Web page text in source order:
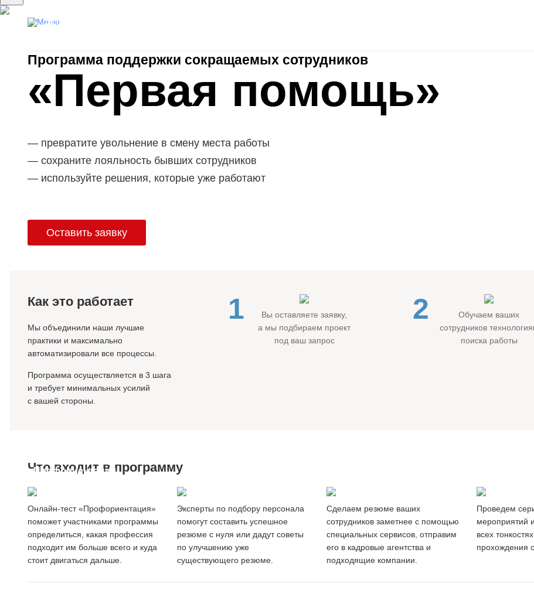
Доступ к базе резюме
Программа поддержки сокращаемых сотрудников
«Первая помощь»
превратите увольнение в смену места работы
сохраните лояльность бывших сотрудников
используйте решения, которые уже работают
Оставить заявку
Как это работает
Мы объединили наши лучшие
практики и максимально
автоматизировали все процессы.
Программа осуществляется в 3 шага
и требует минимальных усилий
с вашей стороны.
1
Вы оставляете заявку,
а мы подбираем проект
под ваш запрос
2
Обучаем ваших
сотрудников
поиска работы
Что входит в программу
Профориентация
Онлайн-тест «Профориентация»
поможет участниками программы
определиться, какая профессия
подходит им больше всего и куда
стоит двигаться дальше.
Эксперты по подбору персонала
помогут составить успешное
резюме с нуля или дадут советы
по улучшению уже
существующего резюме.
Cделаем резюме ваших
сотрудников заметнее с помощью
специальных сервисов, отправим
его в кадровые агентства и
подходящие компании.
Проведем
мероприятий
всех
прохождения